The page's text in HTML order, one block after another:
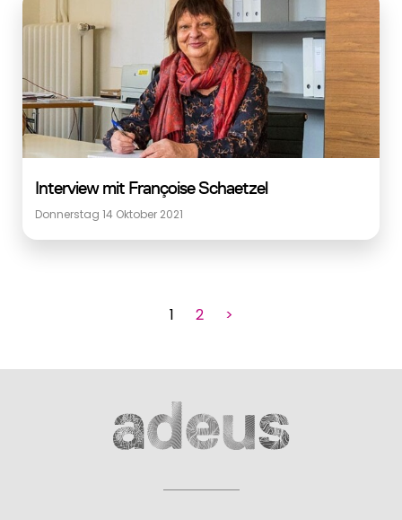
Interview mit Françoise Schaetzel
Donnerstag 14 Oktober 2021
1 2 >